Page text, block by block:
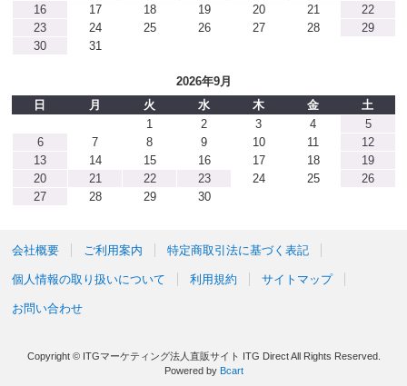
16
17 18 19 20 21
22
23
24 25 26 27 28
29
30
31
2026年9月
日
月 火 水 木 金
土
1
2 3 4
5
6
7 8 9 10 11
12
13
14 15 16 17 18
19
20
21 22 23 24 25
26
27
28 29 30
会社概要 ご利用案内 特定商取引法に基づく表記
個人情報の取り扱いについて 利用規約 サイトマップ
お問い合わせ
Copyright © ITGマーケティング法人直販サイト ITG Direct All Rights Reserved.
Powered by Bcart